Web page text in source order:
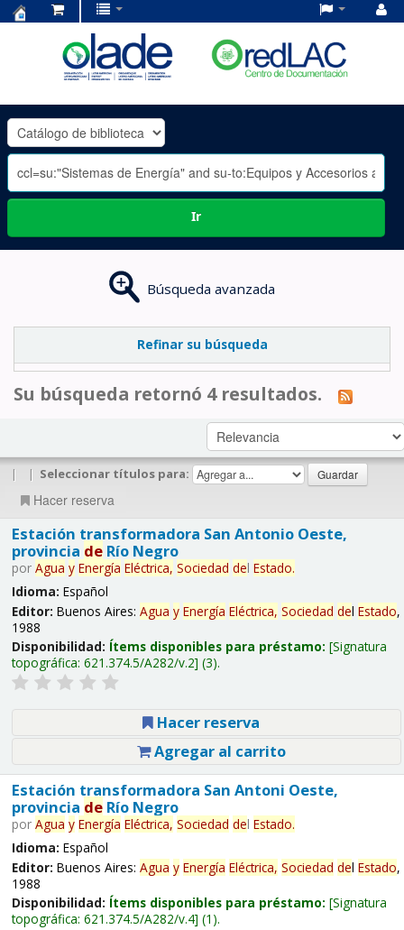
OLADE
-
Ir
Búsqueda avanzada
Refinar su búsqueda
Su búsqueda retornó 4 resultados.
| | Seleccionar títulos para:
Hacer reserva
Estación transformadora San Antonio Oeste,
provincia deRío Negro
por Agua y Energía Eléctrica, Sociedad del Estado.
Idioma: Español
Editor: Buenos Aires: Agua y Energía Eléctrica, Sociedad del Estado,
1988
Disponibilidad: Ítems disponibles para préstamo: Signatura
topográfica: 621.374.5/A282/v.2 (3).
Hacer reserva
Agregar al carrito
Estación transformadora San Antoni Oeste,
provincia deRío Negro
por Agua y Energía Eléctrica, Sociedad del Estado.
Idioma: Español
Editor: Buenos Aires: Agua y Energía Eléctrica, Sociedad del Estado,
1988
Disponibilidad: Ítems disponibles para préstamo: Signatura
topográfica: 621.374.5/A282/v.4 (1).